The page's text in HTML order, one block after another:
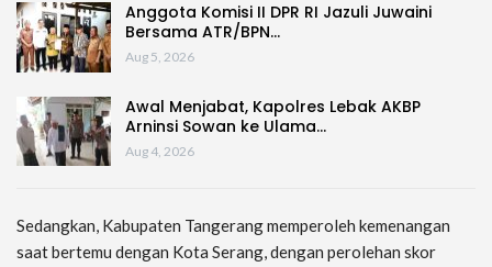
Anggota Komisi II DPR RI Jazuli Juwaini
Bersama ATR/BPN…
Aug 5, 2026
Awal Menjabat, Kapolres Lebak AKBP
Arninsi Sowan ke Ulama…
Aug 4, 2026
Sedangkan, Kabupaten Tangerang memperoleh kemenangan
saat bertemu dengan Kota Serang, dengan perolehan skor